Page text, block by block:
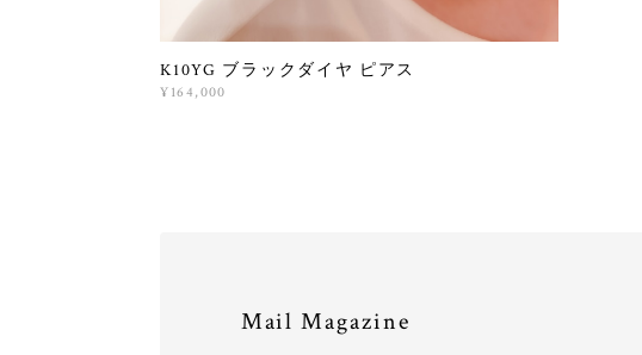
K10YG ブラックダイヤ ピアス
¥164,000
Mail Magazine